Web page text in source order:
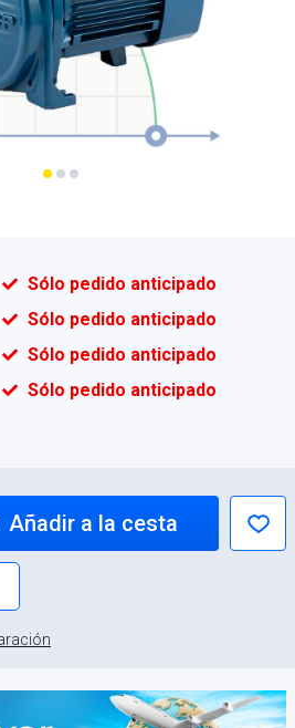
Sólo pedido anticipado
Sólo pedido anticipado
Sólo pedido anticipado
Sólo pedido anticipado
Añadir a la cesta